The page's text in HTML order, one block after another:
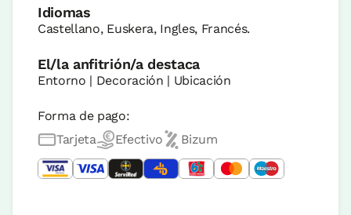
Idiomas
Castellano, Euskera, Ingles, Francés.
El/la anfitrión/a destaca
Entorno | Decoración | Ubicación
Forma de pago:
Tarjeta
Efectivo Bizum